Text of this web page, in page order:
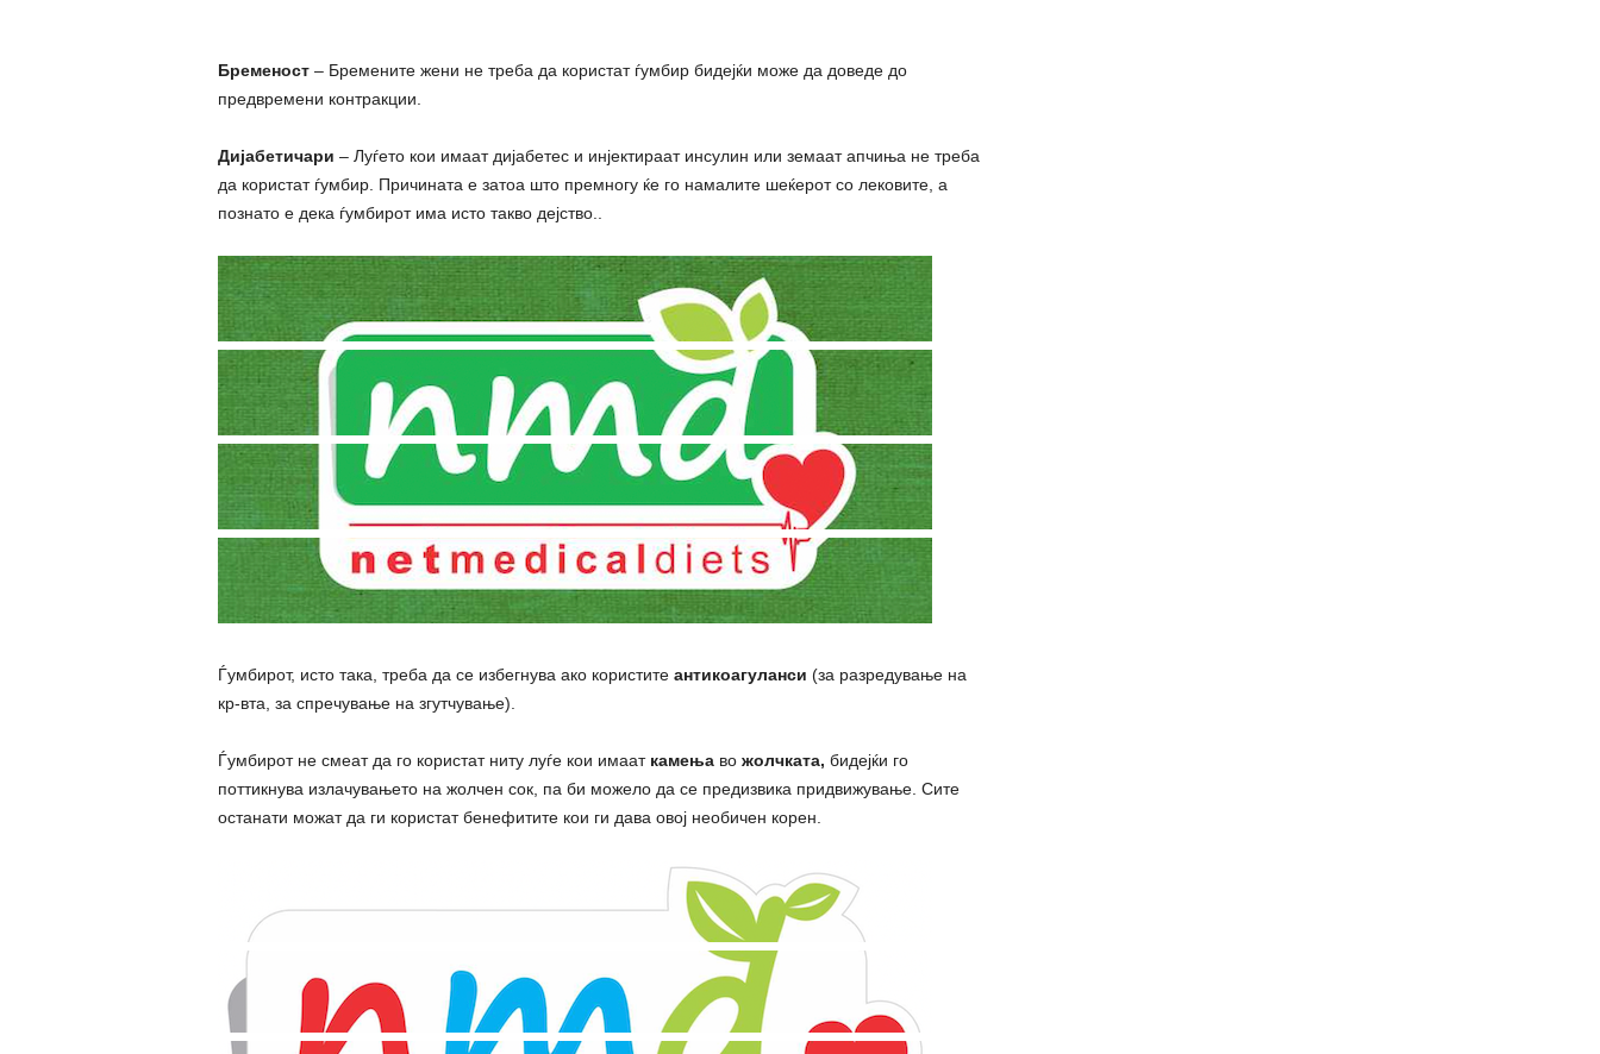
Бременост– Бремените жени не треба да користат ѓумбир бидејќи може да доведе до
предвремени контpaкции.
Дијабетичари – Луѓето кои имаат дијабетес и инјектиpaaт инсулин или земаат апчиња не треба
да користат ѓумбир. Причината е затоа што премногу ќе го намалите шеќерот со лековите, а
познато е дека ѓумбирот има исто такво дејство..
Ѓумбирот, исто така, треба да се избегнува ако користите антикоагуланси (за разредување на
кр-вта, за спречување на згутчување).
Ѓумбирот не смеат да го користат ниту луѓе кои имаат камењаво жолчката, бидејќи го
поттикнува излачувањето на жолчен сок, па би можело да се предизвика придвижување. Сите
останати можат да ги користат бенефитите кои ги дава овој необичен корен.